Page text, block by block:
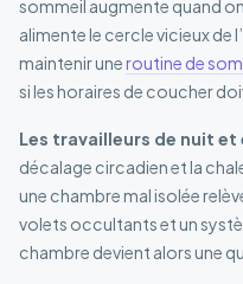
sommeil augmente quand
alimente le cercle vicieux de
maintenir uneroutine de
si les horaires de coucher
Les travailleurs de nuit et
décalage circadien et la
une chambre mal isolée
volets occultants et un
chambre devient alors une